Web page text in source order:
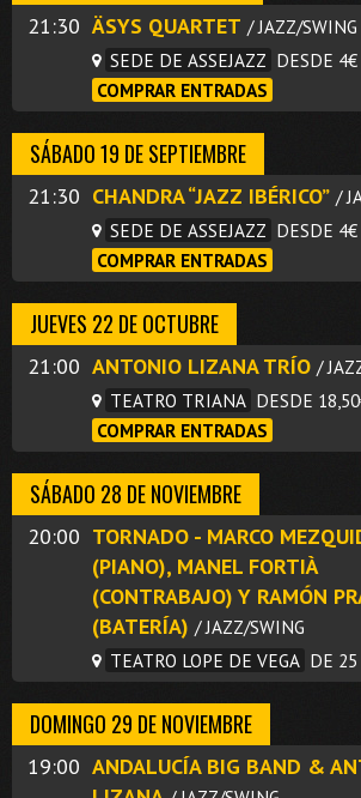
21:30 ÄSYS QUARTET / JAZZ/SWING
SEDE DE ASSEJAZZ DESDE 4€
COMPRAR ENTRADAS
SÁBADO 19 DE SEPTIEMBRE
21:30 CHANDRA “JAZZ IBÉRICO” /
SEDE DE ASSEJAZZ DESDE 4€
COMPRAR ENTRADAS
JUEVES 22 DE OCTUBRE
21:00 ANTONIO LIZANA TRÍO /
TEATRO TRIANA DESDE
COMPRAR ENTRADAS
SÁBADO 28 DE NOVIEMBRE
20:00 TORNADO - MARCO
(PIANO), MANEL FORTIÀ
(CONTRABAJO) Y RAMÓN
(BATERÍA) / JAZZ/SWING
TEATRO LOPE DE VEGA DE
DOMINGO 29 DE NOVIEMBRE
19:00 ANDALUCÍA BIG BAND &